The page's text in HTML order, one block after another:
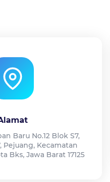
Baru No.12 Blok S7,
Pejuang, Kecamatan
Bks, Jawa Barat 17125